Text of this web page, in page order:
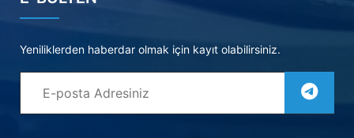
Yeniliklerden haberdar olmak için kayıt olabilirsiniz.